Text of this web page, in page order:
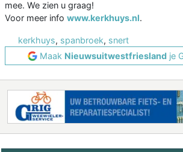
mee. We zien u graag!
Voor meer info www.kerkhuys.nl.
kerkhuys, spanbroek, snert
Maak Nieuwsuitwestfrieslandje